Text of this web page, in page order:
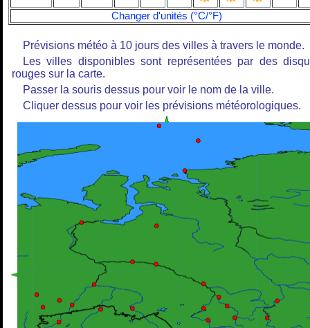
Changer d'unités (°C/°F)
Prévisions météo à 10 jours des villes à travers le monde.
Les villes disponibles sont représentées par des
rouges sur la carte.
Passer la souris dessus pour voir le nom de la ville.
Cliquer dessus pour voir les prévisions météorologiques.